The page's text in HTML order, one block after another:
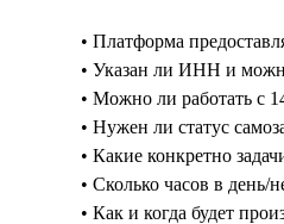
• Платформа
• Указан ли ИНН и
• Можно ли работать с
• Нужен ли статус
• Какие конкретно
• Сколько часов в день/
• Как и когда будет